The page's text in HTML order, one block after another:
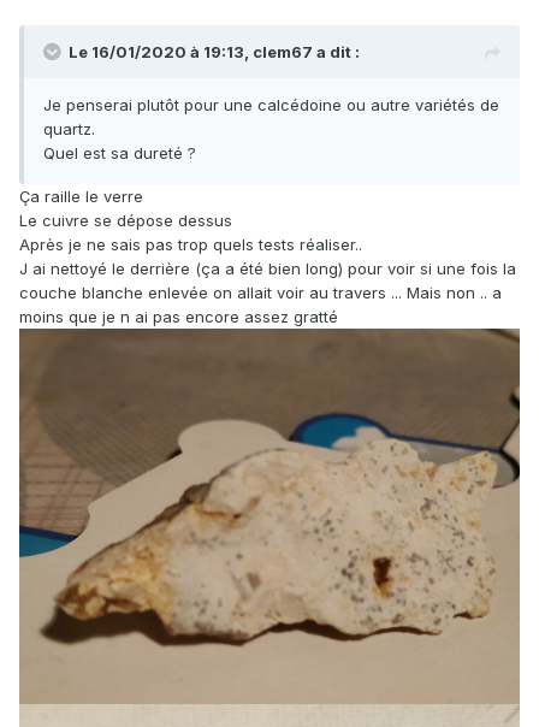
Le 16/01/2020 à 19:13, clem67 a dit :
Je penserai plutôt pour une calcédoine ou autre variétés de
quartz.
Quel est sa dureté ?
Ça raille le verre
Le cuivre se dépose dessus
Après je ne sais pas trop quels tests réaliser..
J ai nettoyé le derrière (ça a été bien long) pour voir si une fois la
couche blanche enlevée on allait voir au travers ... Mais non .. a
moins que je n ai pas encore assez gratté